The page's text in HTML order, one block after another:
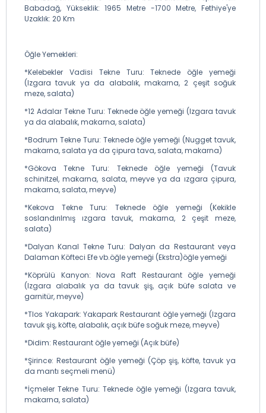
Babadağ, Yükseklik: 1965 Metre -1700 Metre, Fethiye'ye
Uzaklık: 20 Km
Öğle Yemekleri:
*Kelebekler Vadisi Tekne Turu: Teknede öğle yemeği
(Izgara tavuk ya da alabalık, makarna, 2 çeşit soğuk
meze, salata)
*12 Adalar Tekne Turu: Teknede öğle yemeği (Izgara tavuk
ya da alabalık, makarna, salata)
*Bodrum Tekne Turu: Teknede öğle yemeği (Nugget tavuk,
makarna, salata ya da çipura tava, salata, makarna)
*Gökova Tekne Turu: Teknede öğle yemeği (Tavuk
schinitzel, makarna, salata, meyve ya da ızgara çipura,
makarna, salata, meyve)
*Kekova Tekne Turu: Teknede öğle yemeği (Kekikle
soslandırılmış ızgara tavuk, makarna, 2 çeşit meze,
salata)
*Dalyan Kanal Tekne Turu: Dalyan da Restaurant veya
Dalaman Köfteci Efe vb.öğle yemeği (Ekstra)öğle yemeği
*Köprülü Kanyon: Nova Raft Restaurant öğle yemeği
(Izgara alabalık ya da tavuk şiş, açık büfe salata ve
garnitür, meyve)
*Tlos Yakapark: Yakapark Restaurant öğle yemeği (Izgara
tavuk şiş, köfte, alabalık, açık büfe soğuk meze, meyve)
*Didim: Restaurant öğle yemeği (Açık büfe)
*Şirince: Restaurant öğle yemeği (Çöp şiş, köfte, tavuk ya
da mantı seçmeli menü)
*İçmeler Tekne Turu: Teknede öğle yemeği (Izgara tavuk,
makarna, salata)